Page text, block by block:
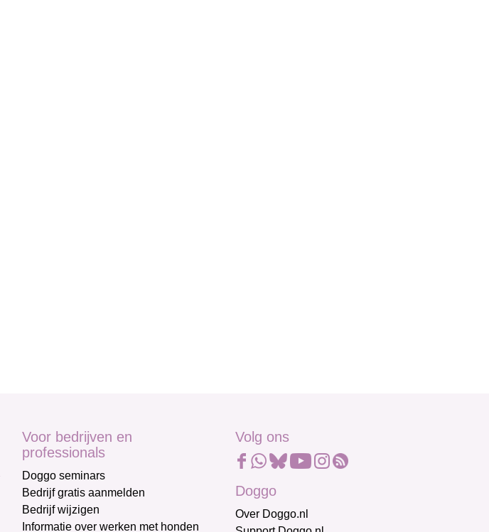
Voor bedrijven en
professionals
Doggo seminars
Bedrijf gratis aanmelden
Bedrijf wijzigen
Informatie over werken met honden
Volg ons
Doggo
Over Doggo.nl